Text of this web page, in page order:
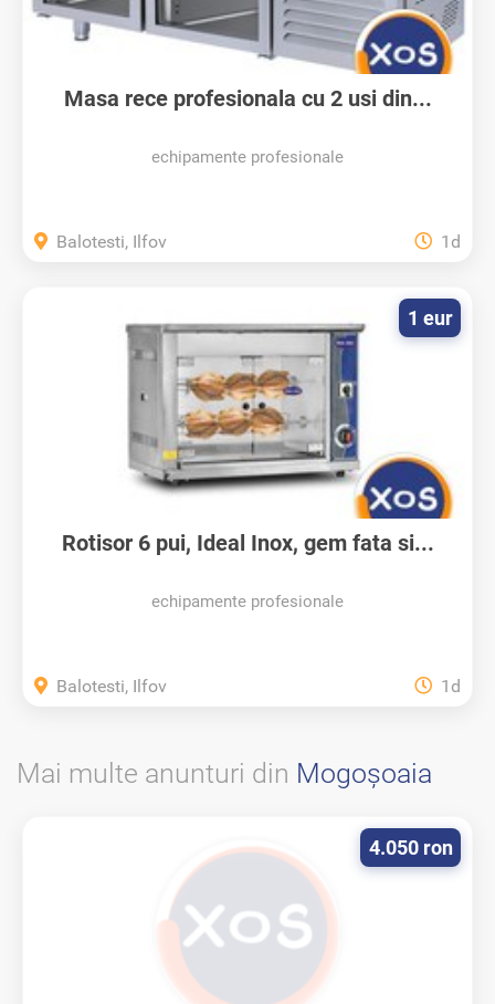
Masa rece profesionala cu 2 usi din...
echipamente profesionale
Balotesti, Ilfov 1d
Rotisor 6 pui, Ideal Inox, gem fata si...
echipamente profesionale
1 eur
Balotesti, Ilfov 1d
Mai multe anunturi din Mogoşoaia
4.050 ron